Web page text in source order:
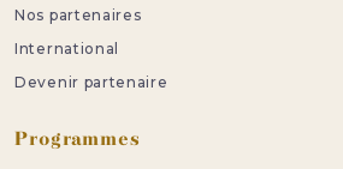
Nos partenaires
International
Devenir partenaire
Programmes